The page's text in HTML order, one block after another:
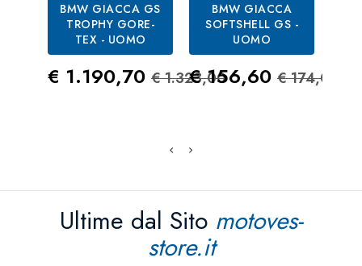
BMW GIACCA GS
TROPHY GORE-
TEX - UOMO
Prezzo
€ 1.190,70 Prezzo Standard
€ 1.323,00
BMW GIACCA
SOFTSHELL GS -
UOMO
Prezzo
€ 156,60 Prezzo
€ 174,00
Ultime dal Sito motoves-
store.it